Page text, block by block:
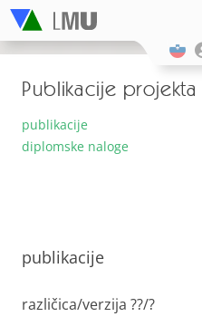
Publikacije projekta
publikacije
diplomske naloge
publikacije
različica/verzija ??/?